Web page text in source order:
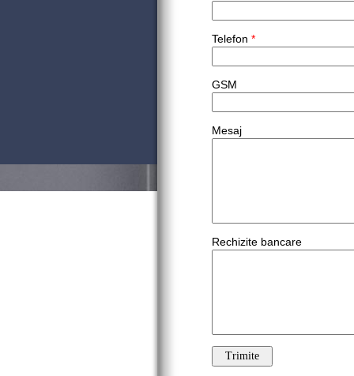
Telefon *
GSM
Mesaj
Rechizite bancare